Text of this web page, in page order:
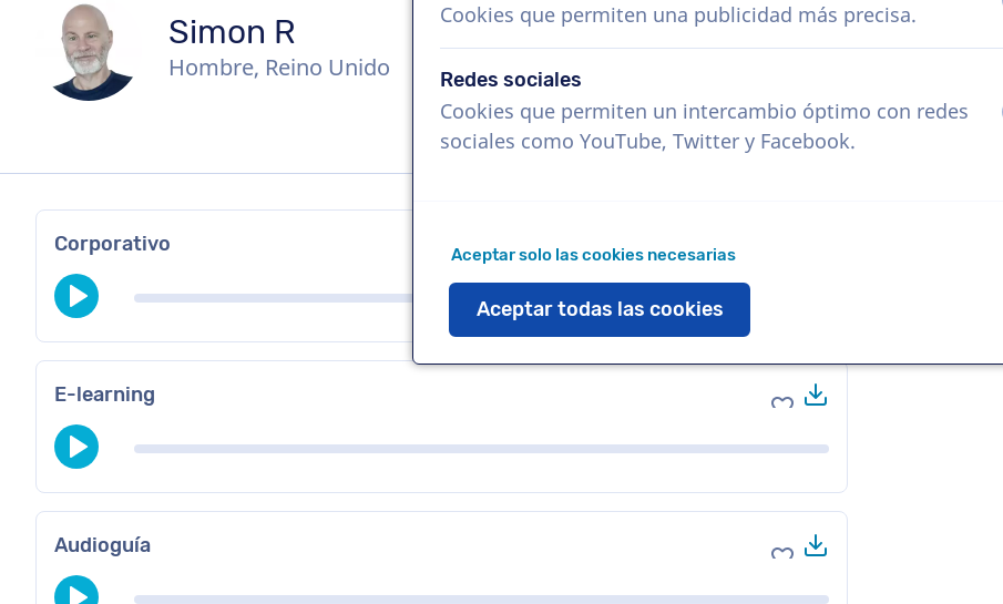
Simon R
Hombre, Reino Unido
Corporativo
E-learning Agregar a favoritos
Audioguía Agregar a favoritos
Cookies que permiten una publicidad más precisa.
Redes sociales
Cookies que permiten un intercambio óptimo con redes
sociales como YouTube, Twitter y Facebook.
Aceptar solo las cookies necesarias
Aceptar todas las cookies